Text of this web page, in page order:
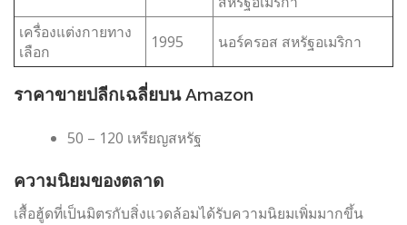
เครื่องแต่งกายทาง
เลือก
1995 นอร์ครอส สหรัฐอเมริกา
ราคาขายปลีกเฉลี่ยบน Amazon
50 – 120 เหรียญสหรัฐ
ความนิยมของตลาด
เสื้อฮู้ดที่เป็นมิตรกับสิ่งแวดล้อมได้รับความนิยมเพิ่มมากขึ้น